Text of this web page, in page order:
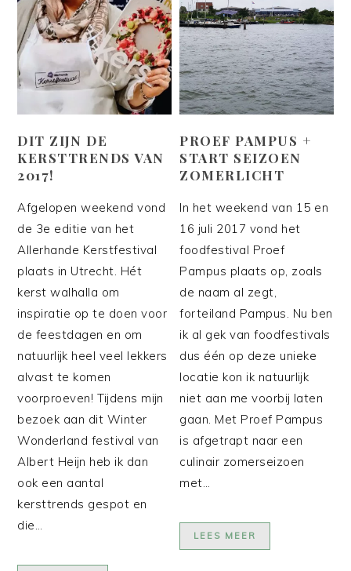
DIT ZIJN DE
KERSTTRENDS VAN
2017!
Afgelopen weekend vond
de 3e editie van het
Allerhande Kerstfestival
plaats in Utrecht. Hét
kerst walhalla om
inspiratie op te doen voor
de feestdagen en om
natuurlijk heel veel lekkers
alvast te komen
voorproeven! Tijdens mijn
bezoek aan dit Winter
Wonderland festival van
Albert Heijn heb ik dan
ook een aantal
kersttrends gespot en
die…
PROEF PAMPUS +
START SEIZOEN
ZOMERLICHT
In het weekend van 15 en
16 juli 2017 vond het
foodfestival Proef
Pampus plaats op, zoals
de naam al zegt,
forteiland Pampus. Nu ben
ik al gek van foodfestivals
dus één op deze unieke
locatie kon ik natuurlijk
niet aan me voorbij laten
gaan. Met Proef Pampus
is afgetrapt naar een
culinair zomerseizoen
met…
LEES MEER